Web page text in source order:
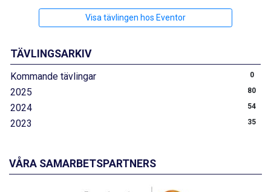
TÄVLINGSARKIV
Kommande tävlingar 0
2025 80
2024 54
2023 35
Visa tävlingen hos Eventor
VÅRA SAMARBETSPARTNERS